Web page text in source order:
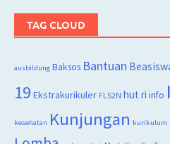
TAG CLOUD
ausbildung Baksos Bantuan
19 Ekstrakurikuler FLS2N hut ri info
kesehatan Kunjungan kurikulum